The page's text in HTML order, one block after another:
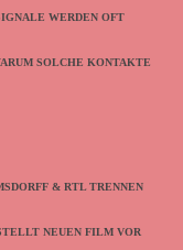
WERDEN OFT
SOLCHE KONTAKTE
& RTL TRENNEN
NEUEN FILM VOR